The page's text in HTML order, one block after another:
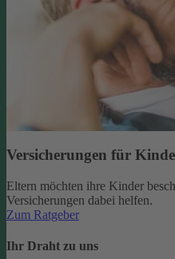
Versicherungen für
Eltern möchten ihre Kinder
Versicherungen dabei helfen.
Zum Ratgeber
Ihr Draht zu uns